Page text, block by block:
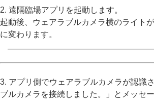
2. 遠隔臨場アプリを起動します。
起動後、ウェアラブルカメラ横のライト
に変わります。
3. アプリ側でウェアラブルカメラが認識
ブルカメラを接続しました。」とメッセ